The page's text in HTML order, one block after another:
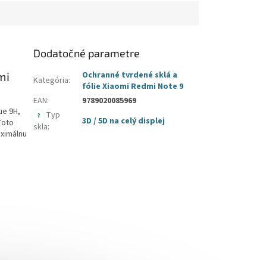
9H,
Dodatočné parametre
Kategória:
Ochranné tvrdené sklá a
fólie Xiaomi Redmi Note 9
EAN: 9789020085969
?
Typ
skla: 3D / 5D na celý displej